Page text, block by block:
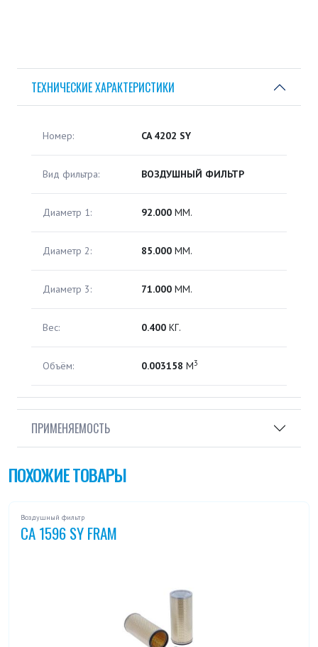
ТЕХНИЧЕСКИЕ ХАРАКТЕРИСТИКИ
Номер: CA 4202 SY
Вид фильтра: ВОЗДУШНЫЙ ФИЛЬТР
Диаметр 1: 92.000 ММ.
Диаметр 2: 85.000 ММ.
Диаметр 3: 71.000 ММ.
Вес: 0.400 КГ.
Объём: 0.003158 М3
ПРИМЕНЯЕМОСТЬ
ПОХОЖИЕ ТОВАРЫ
Воздушный фильтр
CA 1596 SY FRAM